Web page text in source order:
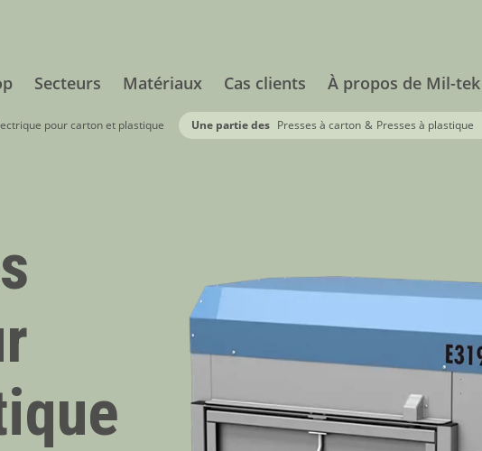
Secteurs Matériaux Cas clients À propos de Mil-tek
pour carton et plastique Une partie des Presses à carton & Presses à plastique